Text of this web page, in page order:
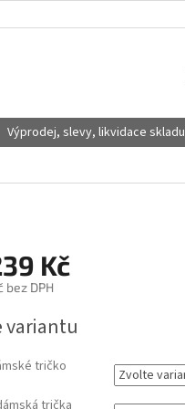
Výprodej, slevy, likvidace skladu
Kč
bez DPH
variantu
tričko